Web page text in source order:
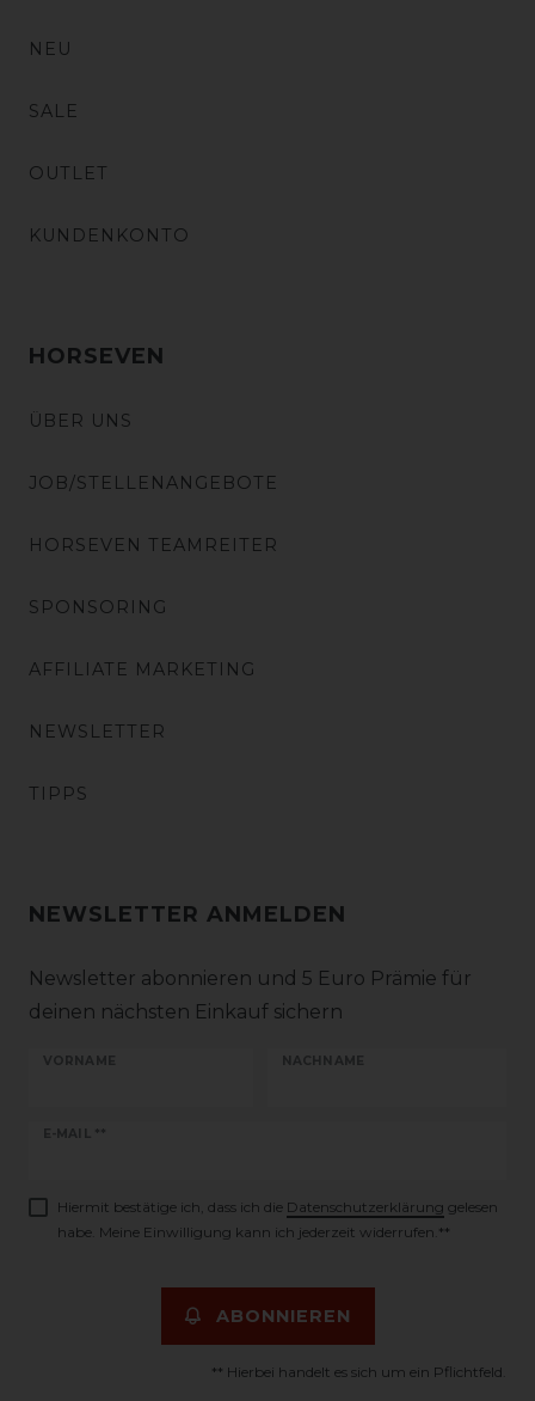
NEU
SALE
OUTLET
KUNDENKONTO
HORSEVEN
ÜBER UNS
JOB/STELLENANGEBOTE
HORSEVEN TEAMREITER
SPONSORING
AFFILIATE MARKETING
NEWSLETTER
TIPPS
NEWSLETTER ANMELDEN
Newsletter abonnieren und 5 Euro Prämie für
deinen nächsten Einkauf sichern
VORNAME NACHNAME
E-MAIL **
Newsletter
Hiermit bestätige ich, dass ich die Daten­schutz­erklärung gelesen
habe. Meine Einwilligung kann ich jederzeit widerrufen.**
ABONNIEREN
** Hierbei handelt es sich um ein Pflichtfeld.